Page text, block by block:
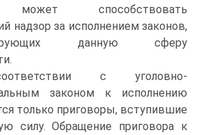
может способствовать
надзор за исполнением законов,
данную сферу
с уголовно-
законом к исполнению
только приговоры, вступившие
силу. Обращение приговора к